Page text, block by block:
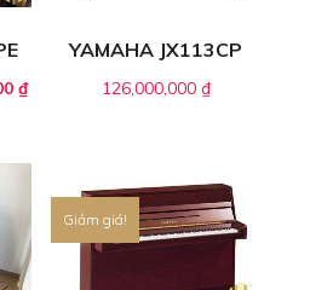
₫
YAMAHA JX113CP
126,000,000 ₫
Giảm giá!